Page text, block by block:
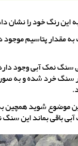
این رنگ خود را نشان
مقدار پتاسیم
سنگ نمک آبی وجود
سنگ خرد شده و به
موضوع شوید
باقی بماند این